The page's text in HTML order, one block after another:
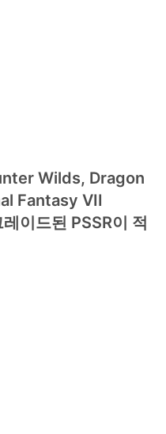
Wilds, Dragon
Fantasy VII
이드된 PSSR이 적